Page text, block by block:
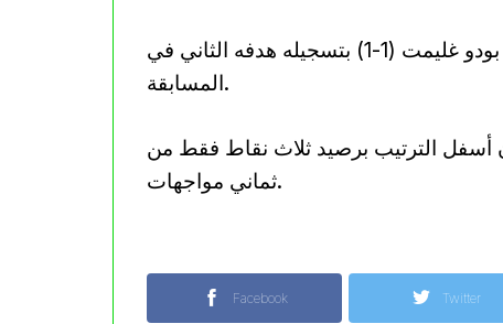
جدير بالذكر أن بوعناني كان نجم مباراة نيس و بودو غليمت (1-1) بتسجيله هدفه الثاني في
المسابقة.
أسفل الترتيب برصيد ثلاث نقاط فقط من
ثماني مواجهات.
Facebook Twitter